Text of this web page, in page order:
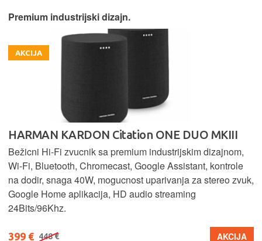
Premium industrijski dizajn.
AKCIJA
HARMAN KARDON Citation ONE DUO MKIII
Bežicni Hi-Fi zvucnik sa premium industrijskim dizajnom,
Wi-Fi, Bluetooth, Chromecast, Google Assistant, kontrole
na dodir, snaga 40W, mogucnost uparivanja za stereo zvuk,
Google Home aplikacija, HD audio streaming
24Bits/96Khz.
399 € 448 € AKCIJA